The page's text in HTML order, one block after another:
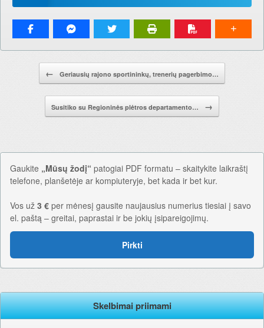
Pranešimo navigacija.
← Geriausių rajono sportininkų, trenerių pagerbimo…
Susitiko su Regioninės plėtros departamento… →
Gaukite „Mūsų žodį“ patogiai PDF formatu – skaitykite laikraštį
telefone, planšetėje ar kompiuteryje, bet kada ir bet kur.
Vos už 3 € per mėnesį gausite naujausius numerius tiesiai į savo
el. paštą – greitai, paprastai ir be jokių įsipareigojimų.
Pirkti
Skelbimai priimami